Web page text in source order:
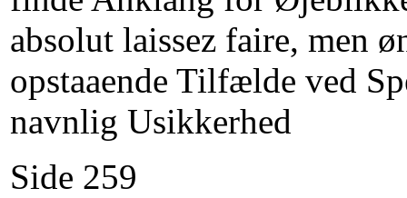
absolut laissez faire, men
opstaaende Tilfælde ved
navnlig Usikkerhed
Side 259